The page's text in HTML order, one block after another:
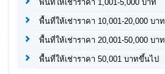
พื้นที่ให้เช่าราคา 1,001-5,000 บาท
พื้นที่ให้เช่าราคา 10,001-20,000 บาท
พื้นที่ให้เช่าราคา 20,001-50,000 บาท
พื้นที่ให้เช่าราคา 50,001 บาทขึ้นไป